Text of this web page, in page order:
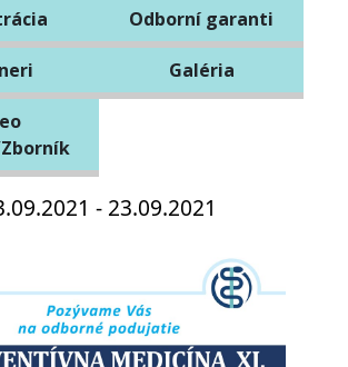
Odborní garanti
Galéria
- 23.09.2021